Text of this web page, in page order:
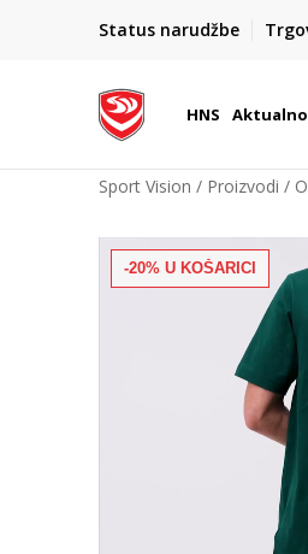
Status narudžbe
Vaše
HNS Aktualno
Sport Vision Proizvodi
-20% U KOŠARICI